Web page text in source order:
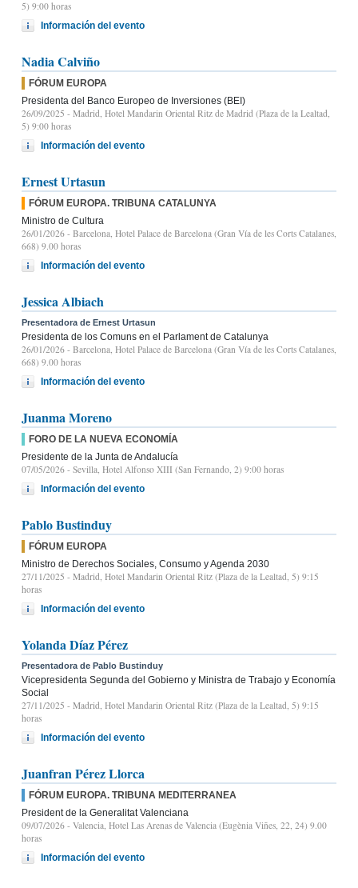
5) 9:00 horas
Información del evento
Nadia Calviño
FÓRUM EUROPA
Presidenta del Banco Europeo de Inversiones (BEI)
26/09/2025 - Madrid, Hotel Mandarin Oriental Ritz de Madrid (Plaza de la Lealtad,
5) 9:00 horas
Información del evento
Ernest Urtasun
FÓRUM EUROPA. TRIBUNA CATALUNYA
Ministro de Cultura
26/01/2026 - Barcelona, Hotel Palace de Barcelona (Gran Vía de les Corts Catalanes,
668) 9.00 horas
Información del evento
Jessica Albiach
Presentadora de Ernest Urtasun
Presidenta de los Comuns en el Parlament de Catalunya
26/01/2026 - Barcelona, Hotel Palace de Barcelona (Gran Vía de les Corts Catalanes,
668) 9.00 horas
Información del evento
Juanma Moreno
FORO DE LA NUEVA ECONOMÍA
Presidente de la Junta de Andalucía
07/05/2026 - Sevilla, Hotel Alfonso XIII (San Fernando, 2) 9:00 horas
Información del evento
Pablo Bustinduy
FÓRUM EUROPA
Ministro de Derechos Sociales, Consumo y Agenda 2030
27/11/2025 - Madrid, Hotel Mandarin Oriental Ritz (Plaza de la Lealtad, 5) 9:15
horas
Información del evento
Yolanda Díaz Pérez
Presentadora de Pablo Bustinduy
Vicepresidenta Segunda del Gobierno y Ministra de Trabajo y Economía
Social
27/11/2025 - Madrid, Hotel Mandarin Oriental Ritz (Plaza de la Lealtad, 5) 9:15
horas
Información del evento
Juanfran Pérez Llorca
FÓRUM EUROPA. TRIBUNA MEDITERRANEA
President de la Generalitat Valenciana
09/07/2026 - Valencia, Hotel Las Arenas de Valencia (Eugènia Viñes, 22, 24) 9.00
horas
Información del evento